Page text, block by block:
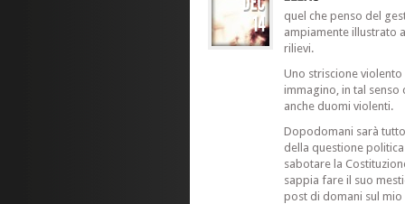
quel che penso del
ampiamente illustrato
rilievi.
Uno striscione
immagino, in tal
anche duomi violenti.
Dopodomani sarà
della questione
sabotare la
sappia fare il suo
post di domani sul